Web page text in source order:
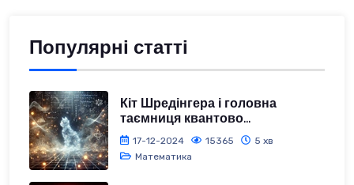
Популярні статті
Кіт Шредінгера і головна
таємниця квантово...
17-12-2024 15365
5 хв
Математика